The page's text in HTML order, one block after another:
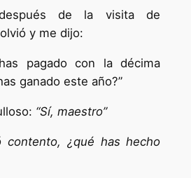
de la visita de
y me dijo:
pagado con la décima
ganado este año?”
“Sí, maestro”
contento, ¿qué has hecho